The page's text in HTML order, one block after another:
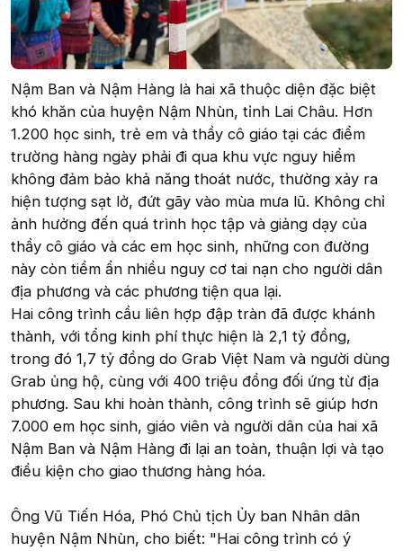
Nậm Ban và Nậm Hàng là hai xã thuộc diện đặc biệt
khó khăn của huyện Nậm Nhùn, tỉnh Lai Châu. Hơn
1.200 học sinh, trẻ em và thầy cô giáo tại các điểm
trường hàng ngày phải đi qua khu vực nguy hiểm
không đảm bảo khả năng thoát nước, thường xảy ra
hiện tượng sạt lở, đứt gãy vào mùa mưa lũ. Không chỉ
ảnh hưởng đến quá trình học tập và giảng dạy của
thầy cô giáo và các em học sinh, những con đường
này còn tiềm ẩn nhiều nguy cơ tai nạn cho người dân
địa phương và các phương tiện qua lại.
Hai công trình cầu liên hợp đập tràn đã được khánh
thành, với tổng kinh phí thực hiện là 2,1 tỷ đồng,
trong đó 1,7 tỷ đồng do Grab Việt Nam và người dùng
Grab ủng hộ, cùng với 400 triệu đồng đối ứng từ địa
phương. Sau khi hoàn thành, công trình sẽ giúp hơn
7.000 em học sinh, giáo viên và người dân của hai xã
Nậm Ban và Nậm Hàng đi lại an toàn, thuận lợi và tạo
điều kiện cho giao thương hàng hóa.
Ông Vũ Tiến Hóa, Phó Chủ tịch Ủy ban Nhân dân
huyện Nậm Nhùn, cho biết: "Hai công trình có ý